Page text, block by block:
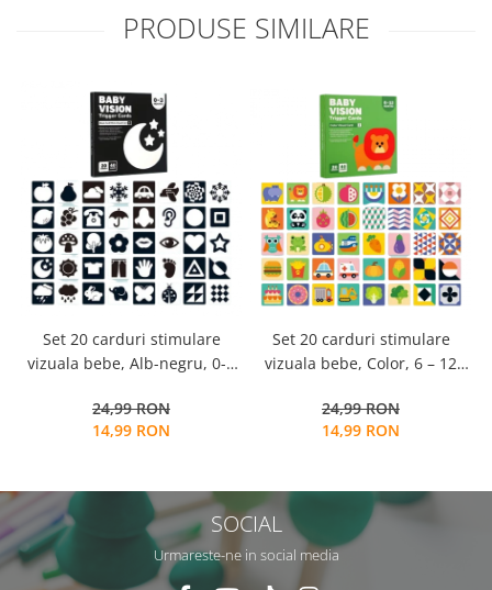
PRODUSE SIMILARE
Set 20 carduri stimulare
vizuala bebe, Alb-negru, 0-3
24,99 RON
14,99 RON
Set 20 carduri stimulare
vizuala bebe, Color, 6 – 12
24,99 RON
14,99 RON
SOCIAL
Urmareste-ne in social media